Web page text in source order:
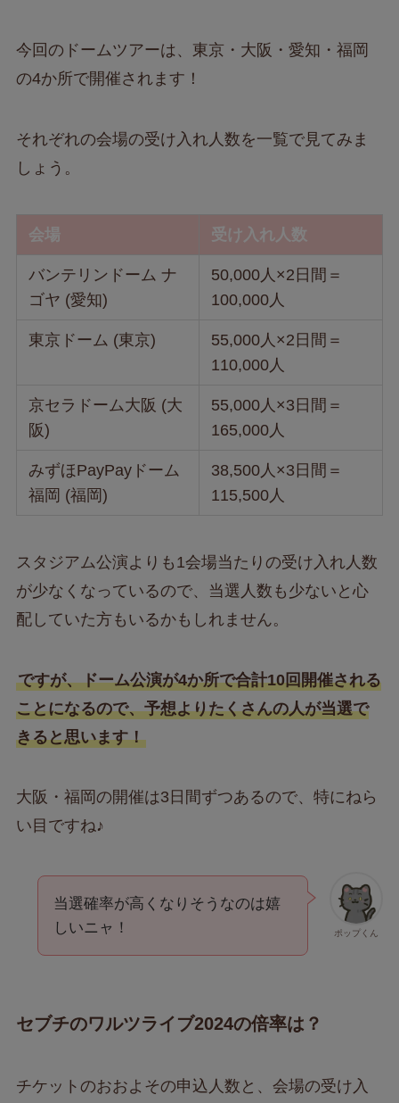
今回のドームツアーは、東京・大阪・愛知・福岡
の4か所で開催されます！
それぞれの会場の受け入れ人数を一覧で見てみま
しょう。
会場 受け入れ人数
バンテリンドーム ナ
ゴヤ (愛知)
50,000人×2日間＝
100,000人
東京ドーム (東京)
55,000人×2日間＝
110,000人
京セラドーム大阪 (大
阪)
55,000人×3日間＝
165,000人
みずほPayPayドーム
福岡 (福岡)
38,500人×3日間＝
115,500人
スタジアム公演よりも1会場当たりの受け入れ人数
が少なくなっているので、当選人数も少ないと心
配していた方もいるかもしれません。
ですが、ドーム公演が4か所で合計10回開催される
ことになるので、予想よりたくさんの人が当選で
きると思います！
大阪・福岡の開催は3日間ずつあるので、特にねら
い目ですね♪
ポップくん
当選確率が高くなりそうなのは嬉
しいニャ！
セブチのワルツライブ2024の倍率は？
チケットのおおよその申込人数と、会場の受け入